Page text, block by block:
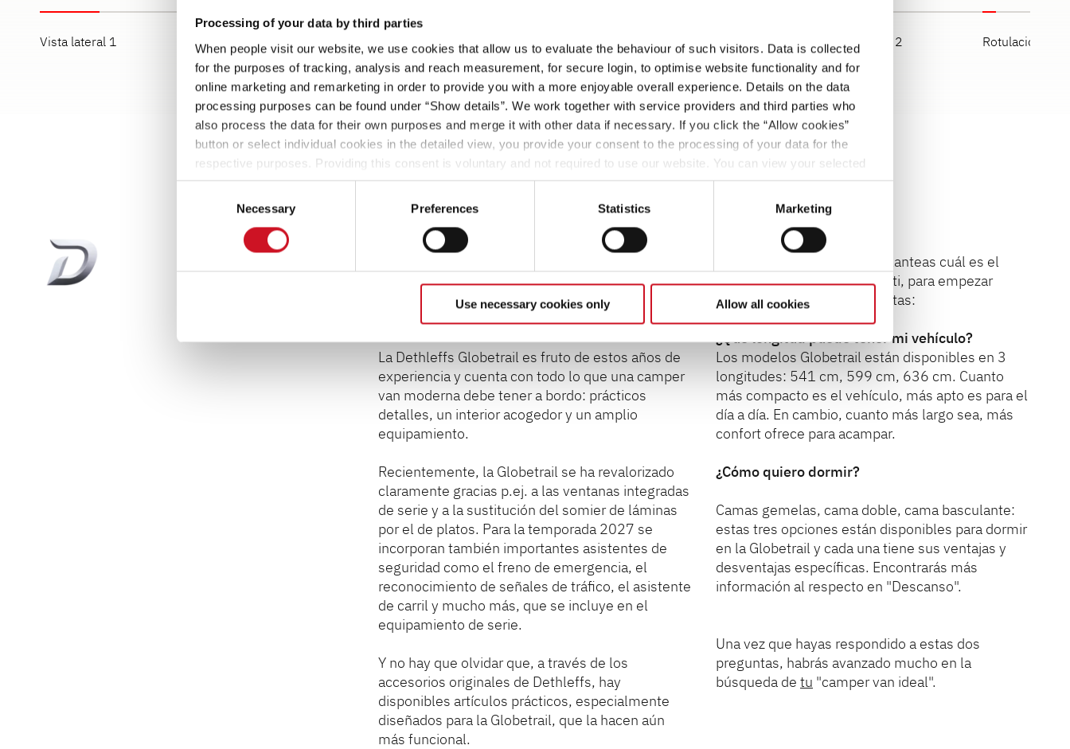
Processing of your data by third parties
When people visit our website, we use cookies that allow us to evaluate the behaviour of such visitors. Data is collected
for the purposes of tracking, analysis and reach measurement, for secure login, to optimise website functionality and for
online marketing and remarketing in order to provide you with a more enjoyable overall experience. Details on the data
processing purposes can be found under “Show details”. We work together with service providers and third parties who
also process the data for their own purposes and merge it with other data if necessary. If you click the “Allow cookies”
button or select individual cookies in the detailed view, you provide your consent to the processing of your data for the
respective purposes. Providing this consent is voluntary and not required to use our website. You can view your selected
settings at any time as well as deselect or change them later (such as by using the fingerprint button at the bottom left of
the website). You can find further information in our Privacy Policy.
Necessary Preferences Statistics Marketing
Use necessary cookies only Allow all cookies
Vista lateral 1 Vista lateral 2 Vista frontal 2 Vista trasera Vista trasera 2 Rotulación
¡Somos los pioneros!
Con casi un siglo de
en las dos últimas décadas hemos diseñado y
fabricado en Isny casi 80.000 urban campers y
camper vans.
La Dethleffs Globetrail es fruto de estos años de
experiencia y cuenta con todo lo que una camper
van moderna debe tener a bordo: prácticos
detalles, un interior acogedor y un amplio
equipamiento.
Recientemente, la Globetrail se ha revalorizado
claramente gracias p.ej. a las ventanas integradas
de serie y a la sustitución del somier de láminas
por el de platos. Para la temporada 2027 se
incorporan también importantes asistentes de
seguridad como el freno de emergencia, el
reconocimiento de señales de tráfico, el asistente
de carril y mucho más, que se incluye en el
equipamiento de serie.
Y no hay que olvidar que, a través de los
accesorios originales de Dethleffs, hay
disponibles artículos prácticos, especialmente
diseñados para la Globetrail, que la hacen aún
más funcional.
Ayuda para elegir modelo
Si es la primera vez que te planteas cuál es el
modelo más adecuado para ti, para empezar
tienes que hacerte 2 preguntas:
¿Qué longitud puede tener mi vehículo?
Los modelos Globetrail están disponibles en 3
longitudes: 541 cm, 599 cm, 636 cm. Cuanto
más compacto es el vehículo, más apto es para el
día a día. En cambio, cuanto más largo sea, más
confort ofrece para acampar.
¿Cómo quiero dormir?
Camas gemelas, cama doble, cama basculante:
estas tres opciones están disponibles para dormir
en la Globetrail y cada una tiene sus ventajas y
desventajas específicas. Encontrarás más
información al respecto en "Descanso".
Una vez que hayas respondido a estas dos
preguntas, habrás avanzado mucho en la
búsqueda detu "camper van ideal".